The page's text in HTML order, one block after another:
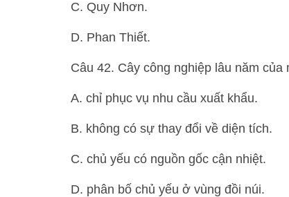
C. Quy Nhơn.
D. Phan Thiết.
Câu 42. Cây công nghiệp lâu năm
A. chỉ phục vụ nhu cầu xuất khẩu.
B. không có sự thay đổi về diện tích.
C. chủ yếu có nguồn gốc cận nhiệt.
D. phân bố chủ yếu ở vùng đồi núi.